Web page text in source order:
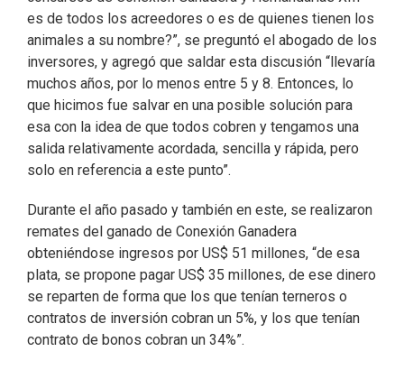
es de todos los acreedores o es de quienes tienen los
animales a su nombre?”, se preguntó el abogado de los
inversores, y agregó que saldar esta discusión “llevaría
muchos años, por lo menos entre 5 y 8. Entonces, lo
que hicimos fue salvar en una posible solución para
esa con la idea de que todos cobren y tengamos una
salida relativamente acordada, sencilla y rápida, pero
solo en referencia a este punto”.
Durante el año pasado y también en este, se realizaron
remates del ganado de Conexión Ganadera
obteniéndose ingresos por US$ 51 millones, “de esa
plata, se propone pagar US$ 35 millones, de ese dinero
se reparten de forma que los que tenían terneros o
contratos de inversión cobran un 5%, y los que tenían
contrato de bonos cobran un 34%”.